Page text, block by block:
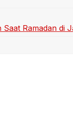
Ramadan di